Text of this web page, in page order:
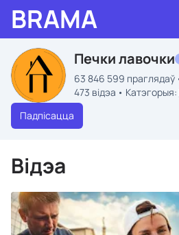
BRAMA
Печки лавочки
63 846 599 праглядаў
473 відэа
Катэгорыя:
Падпісацца
Відэа